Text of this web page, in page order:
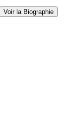
Voir la Biographie